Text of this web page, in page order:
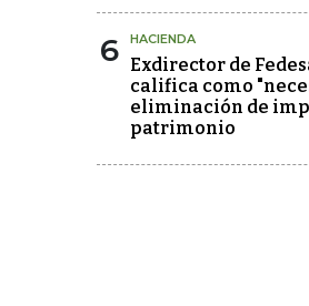
6 HACIENDA
Exdirector de
califica como
eliminación de
patrimonio